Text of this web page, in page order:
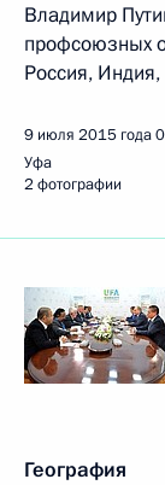
Владимир
профсоюзных
Россия,
9 июля 2015 года
Уфа
2 фотографии
География